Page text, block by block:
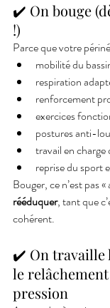
✔️ On bouge
!)
Parce que votre
mobilité du
respiration
renforcement
exercices
postures anti-
travail en charge
reprise du sport
Bouger, ce n’est pas
rééduquer, tant que
cohérent.
✔️ On travaille
le
pression